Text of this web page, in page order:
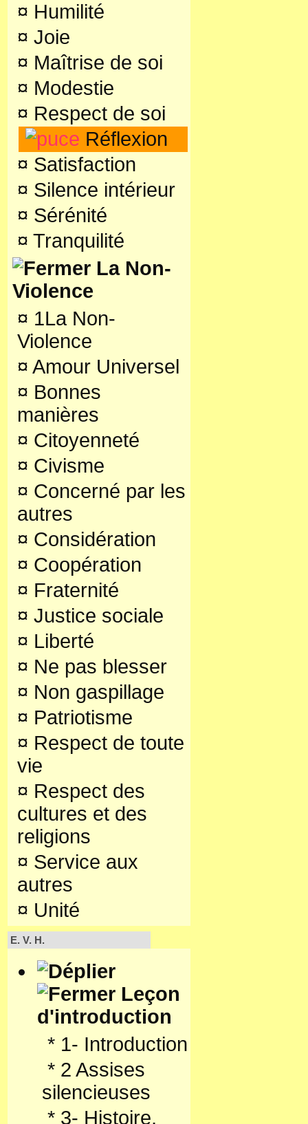
¤ Humilité
¤ Joie
¤ Maîtrise de soi
¤ Modestie
¤ Respect de soi
Réflexion
¤ Satisfaction
¤ Silence intérieur
¤ Sérénité
¤ Tranquilité
La Non-
Violence
¤ 1La Non-
Violence
¤ Amour Universel
¤ Bonnes
manières
¤ Citoyenneté
¤ Civisme
¤ Concerné par les
autres
¤ Considération
¤ Coopération
¤ Fraternité
¤ Justice sociale
¤ Liberté
¤ Ne pas blesser
¤ Non gaspillage
¤ Patriotisme
¤ Respect de toute
vie
¤ Respect des
cultures et des
religions
¤ Service aux
autres
¤ Unité
E. V. H.
Leçon
d'introduction
* 1- Introduction
* 2 Assises
silencieuses
* 3- Histoire,